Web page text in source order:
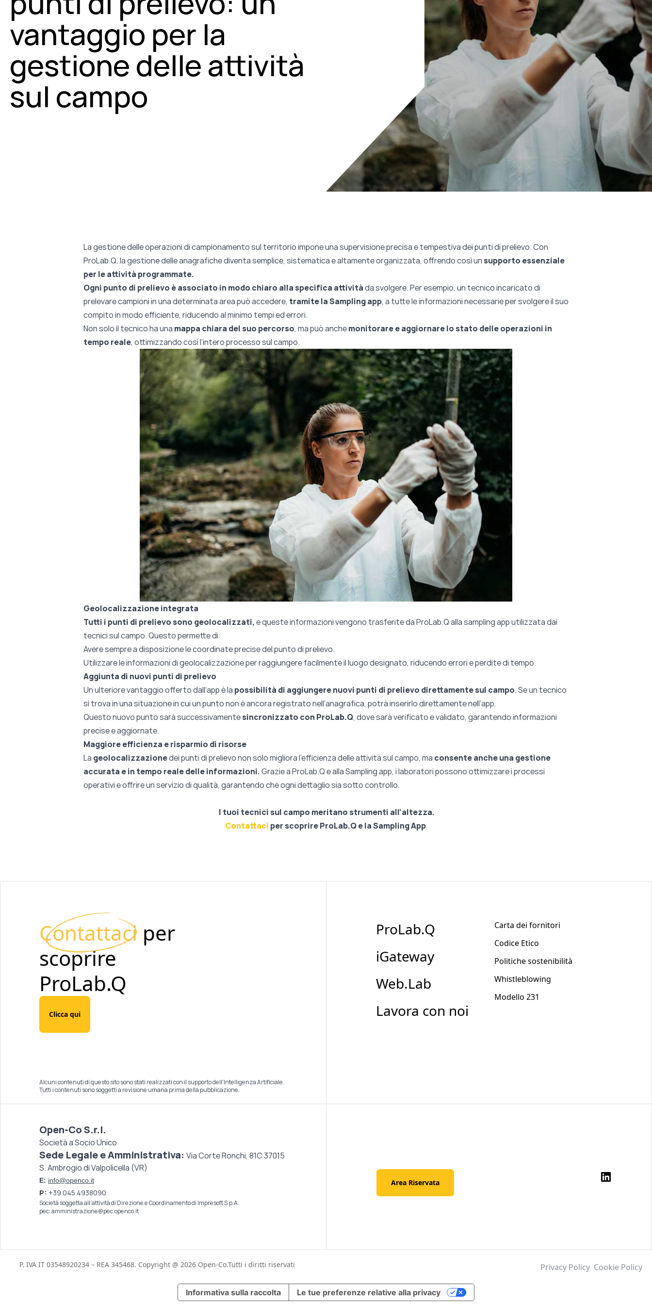
vantaggio per la
gestione delle attività
sul campo
La gestione delle operazioni di campionamento sul territorio impone una supervisione precisa e tempestiva dei punti di prelievo. Con
ProLab.Q, la gestione delle anagrafiche diventa semplice, sistematica e altamente organizzata, offrendo così unsupporto essenziale
per le attività programmate.
Ogni punto di prelievo è associato in modo chiaro alla specifica attivitàda svolgere. Per esempio, un tecnico incaricato di
prelevare campioni in una determinata area può accedere, tramite la Sampling app, a tutte le informazioni necessarie per svolgere il suo
compito in modo efficiente, riducendo al minimo tempi ed errori.
Non solo il tecnico ha una mappa chiara del suo percorso, ma può anchemonitorare e aggiornare lo stato delle operazioni in
tempo reale, ottimizzando così l’intero processo sul campo.
Geolocalizzazione integrata
Tutti i punti di prelievo sono geolocalizzati,e queste informazioni vengono trasferite da ProLab.Q alla sampling app utilizzata dai
tecnici sul campo. Questo permette di:
Avere sempre a disposizione le coordinate precise del punto di prelievo.
Utilizzare le informazioni di geolocalizzazione per raggiungere facilmente il luogo designato, riducendo errori e perdite di tempo.
Aggiunta di nuovi punti di prelievo
Un ulteriore vantaggio offerto dall’app è la possibilità di aggiungere nuovi punti di prelievo direttamente sul campo. Se un tecnico
si trova in una situazione in cui un punto non è ancora registrato nell’anagrafica, potrà inserirlo direttamente nell’app.
Questo nuovo punto sarà successivamentesincronizzato con ProLab.Q, dove sarà verificato e validato, garantendo informazioni
precise e aggiornate.
Maggiore efficienza e risparmio di risorse
La geolocalizzazionedei punti di prelievo non solo migliora l’efficienza delle attività sul campo, ma consente anche una gestione
accurata e in tempo reale delle informazioni.Grazie a ProLab.Q e alla Sampling app, i laboratori possono ottimizzare i processi
operativi e offrire un servizio di qualità, garantendo che ogni dettaglio sia sotto controllo.
I tuoi tecnici sul campo meritano strumenti all'altezza.
Contattaci per scoprire ProLab.Q e la Sampling App
Contattaci per
scoprire
ProLab.Q
Clicca qui
Alcuni contenuti di questo sito sono stati realizzati con il supporto dell'Intelligenza Artificiale.
Tutti i contenuti sono soggetti a revisione umana prima della pubblicazione.
Open-Co S.r.l.
Società a Socio Unico
Sede Legale e Amministrativa: Via Corte Ronchi, 81C 37015
S. Ambrogio di Valpolicella (VR)
E: info@openco.it
P: +39 045 4938090
Società soggetta all’attività di Direzione e Coordinamento di Impresoft S.p.A.
pec:amministrazione@pec.openco.it
ProLab.Q
iGateway
Web.Lab
Lavora con noi
Carta dei fornitori
Codice Etico
Politiche sostenibilità
Whistleblowing
Modello 231
Area Riservata
P. IVA IT 03548920234 – REA 345468. Copyright @ 2026 Open-Co.Tutti i diritti riservati Privacy Policy Cookie Policy
Informativa sulla raccolta Le tue preferenze relative alla privacy